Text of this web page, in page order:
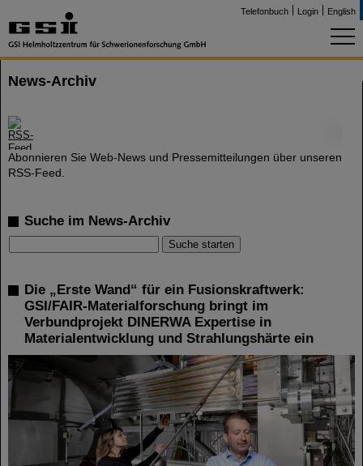
Telefonbuch Login English
News-Archiv
Abonnieren Sie Web-News und Pressemitteilungen über unseren
RSS-Feed.
Suche im News-Archiv
Die „Erste Wand“ für ein Fusionskraftwerk:
GSI/FAIR-Materialforschung bringt im
Verbundprojekt DINERWA Expertise in
Materialentwicklung und Strahlungshärte ein